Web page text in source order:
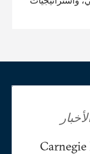
Carnegie